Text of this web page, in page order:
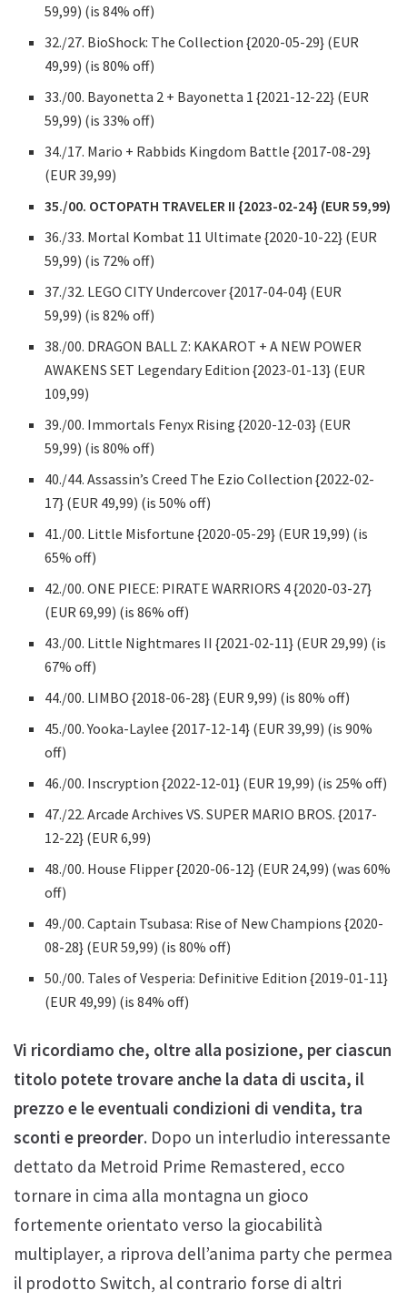
59,99) (is 84% off)
32./27. BioShock: The Collection {2020-05-29} (EUR
49,99) (is 80% off)
33./00. Bayonetta 2 + Bayonetta 1 {2021-12-22} (EUR
59,99) (is 33% off)
34./17. Mario + Rabbids Kingdom Battle {2017-08-29}
(EUR 39,99)
35./00. OCTOPATH TRAVELER II {2023-02-24} (EUR 59,99)
36./33. Mortal Kombat 11 Ultimate {2020-10-22} (EUR
59,99) (is 72% off)
37./32. LEGO CITY Undercover {2017-04-04} (EUR
59,99) (is 82% off)
38./00. DRAGON BALL Z: KAKAROT + A NEW POWER
AWAKENS SET Legendary Edition {2023-01-13} (EUR
109,99)
39./00. Immortals Fenyx Rising {2020-12-03} (EUR
59,99) (is 80% off)
40./44. Assassin’s Creed The Ezio Collection {2022-02-
17} (EUR 49,99) (is 50% off)
41./00. Little Misfortune {2020-05-29} (EUR 19,99) (is
65% off)
42./00. ONE PIECE: PIRATE WARRIORS 4 {2020-03-27}
(EUR 69,99) (is 86% off)
43./00. Little Nightmares II {2021-02-11} (EUR 29,99) (is
67% off)
44./00. LIMBO {2018-06-28} (EUR 9,99) (is 80% off)
45./00. Yooka-Laylee {2017-12-14} (EUR 39,99) (is 90%
off)
46./00. Inscryption {2022-12-01} (EUR 19,99) (is 25% off)
47./22. Arcade Archives VS. SUPER MARIO BROS. {2017-
12-22} (EUR 6,99)
48./00. House Flipper {2020-06-12} (EUR 24,99) (was 60%
off)
49./00. Captain Tsubasa: Rise of New Champions {2020-
08-28} (EUR 59,99) (is 80% off)
50./00. Tales of Vesperia: Definitive Edition {2019-01-11}
(EUR 49,99) (is 84% off)
Vi ricordiamo che, oltre alla posizione, per ciascun
titolo potete trovare anche la data di uscita, il
prezzo e le eventuali condizioni di vendita, tra
sconti e preorder. Dopo un interludio interessante
dettato da Metroid Prime Remastered, ecco
tornare in cima alla montagna un gioco
fortemente orientato verso la giocabilità
multiplayer, a riprova dell’anima party che permea
il prodotto Switch, al contrario forse di altri